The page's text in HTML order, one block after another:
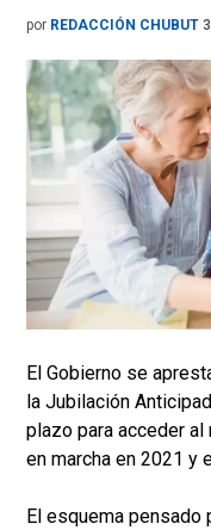
por REDACCIÓN CHUBUT
El Gobierno se
la Jubilación
plazo para acceder
en marcha en 2021 y
El esquema